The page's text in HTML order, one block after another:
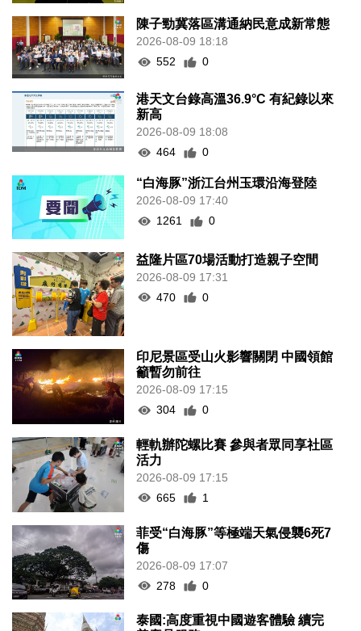
陳子勁冀落區溝通納民意成新常態
2026-08-09 18:18
552
0
港天文台錄高溫36.9°C 有紀錄以來
新高
2026-08-09 18:08
464
0
“白海豚”浙江台州玉環沿海登陸
2026-08-09 17:40
1261
0
益隆片區70場活動打造親子空間
2026-08-09 17:31
470
0
印尼景區受山火影響關閉 中國領館
籲暫勿前往
2026-08-09 17:15
304
0
輕軌辦陀螺比賽 參與者眾同享社區
活力
2026-08-09 17:15
665
1
菲受“白海豚”等極端天氣侵襲6死7
傷
2026-08-09 17:07
278
0
泰國:高度重視中國遊客體驗 續完